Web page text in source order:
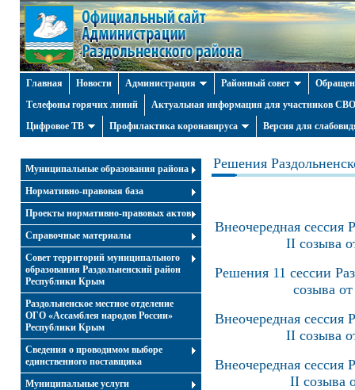
Главная Новости Администрация Районный совет
Телефоны горячих линий
Актуальная информация для участников СВО
Цифровое ТВ
Профилактика коронавируса Версия для
Муниципальные образования района
Нормативно-правовая база
Проекты нормативно-правовых актов
Справочные материалы
Совет территорий муниципального
образования Раздольненский район
Республики Крым
Раздольненское местное отделение
ОГО «Ассамблея народов России»
Республики Крым
Cведения о проводимом выборе
единственного поставщика
Муниципальные услуги
Решения
Внеочередная сессия
II созыва
Решения 11 сессии
созыва
Внеочередная сессия
II созыва
Внеочередная сессия
II созыва